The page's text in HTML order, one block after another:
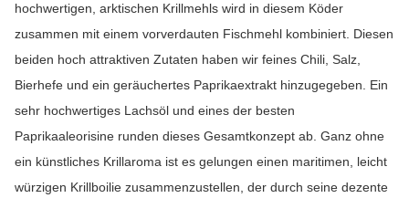
hochwertigen, arktischen Krillmehls wird in diesem Köder
zusammen mit einem vorverdauten Fischmehl kombiniert. Diesen
beiden hoch attraktiven Zutaten haben wir feines Chili, Salz,
Bierhefe und ein geräuchertes Paprikaextrakt hinzugegeben. Ein
sehr hochwertiges Lachsöl und eines der besten
Paprikaaleorisine runden dieses Gesamtkonzept ab. Ganz ohne
ein künstliches Krillaroma ist es gelungen einen maritimen, leicht
würzigen Krillboilie zusammenzustellen, der durch seine dezente